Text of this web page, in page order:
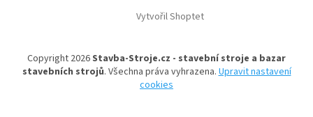
Vytvořil Shoptet
Copyright 2026Stavba-Stroje.cz - stavební stroje a bazar
stavebních strojů. Všechna práva vyhrazena.Upravit nastavení
cookies